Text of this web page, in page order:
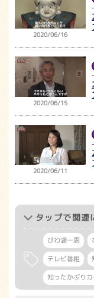
2020/06/16
2020/06/15
2020/06/11
タップで関連
びわ湖一周
テレビ番組
知ったかぶり